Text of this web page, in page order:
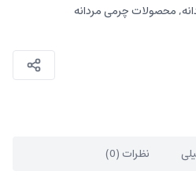
,محصولات چرمی مردانه
نظرات (0)